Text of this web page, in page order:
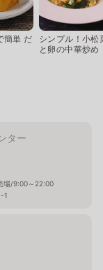
簡単 だ
シンプル！小松
と卵の中華炒め
ター
場/9:00～22:00
1